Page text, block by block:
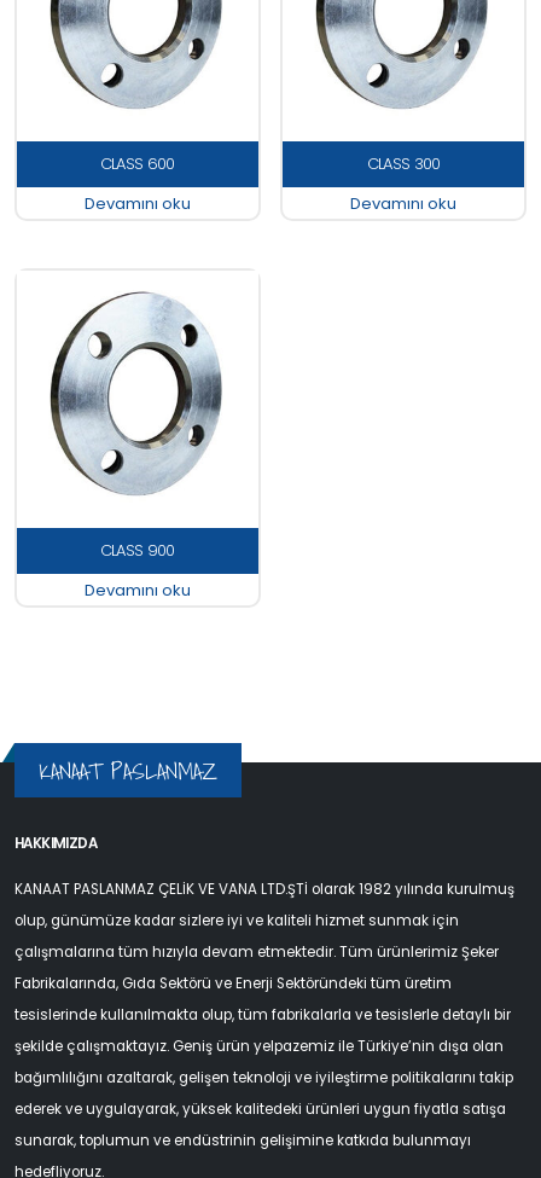
CLASS 600
Devamını oku
CLASS 300
Devamını oku
CLASS 900
Devamını oku
KANAAT PASLANMAZ
HAKKIMIZDA
KANAAT PASLANMAZ ÇELİK VE VANA LTD.ŞTİ olarak 1982 yılında kurulmuş
olup, günümüze kadar sizlere iyi ve kaliteli hizmet sunmak için
çalışmalarına tüm hızıyla devam etmektedir. Tüm ürünlerimiz Şeker
Fabrikalarında, Gıda Sektörü ve Enerji Sektöründeki tüm üretim
tesislerinde kullanılmakta olup, tüm fabrikalarla ve tesislerle detaylı bir
şekilde çalışmaktayız. Geniş ürün yelpazemiz ile Türkiye’nin dışa olan
bağımlılığını azaltarak, gelişen teknoloji ve iyileştirme politikalarını takip
ederek ve uygulayarak, yüksek kalitedeki ürünleri uygun fiyatla satışa
sunarak, toplumun ve endüstrinin gelişimine katkıda bulunmayı
hedefliyoruz.